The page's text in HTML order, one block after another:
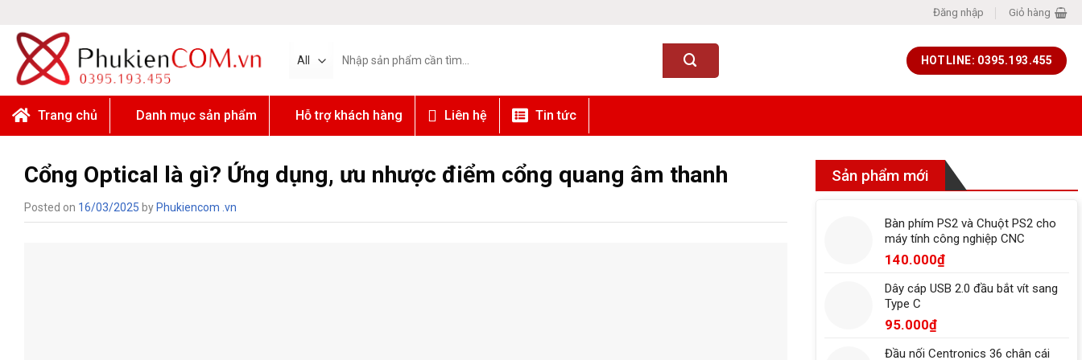
content
Đăng nhập Giỏ hàng
kiếm:
HOTLINE: 0395.193.455
Trang chủ Danh mục sản phẩm Hỗ trợ khách hàng Liên hệ Tin tức
Cổng Optical là gì? Ứng dụng, ưu nhược điểm cổng quang âm thanh
Posted on 16/03/2025 by Phukiencom .vn
Sản phẩm mới
Bàn phím PS2 và Chuột PS2 cho
máy tính công nghiệp CNC
140.000₫
Dây cáp USB 2.0 đầu bắt vít sang
Type C
95.000₫
Đầu nối Centronics 36 chân cái